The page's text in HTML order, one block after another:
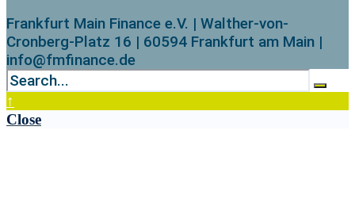
Frankfurt Main Finance e.V. | Walther-von-
Cronberg-Platz 16 | 60594 Frankfurt am Main |
info@fmfinance.de
↑
Close